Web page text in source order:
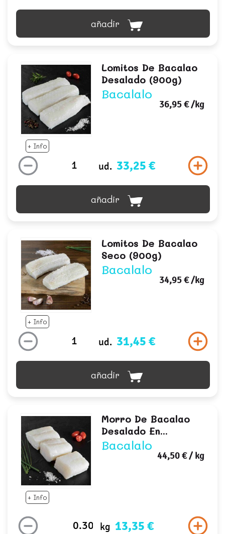
añadir
+ Info
Lomitos De Bacalao
Desalado (900g)
Bacalalo
36,95 €/kg
ud. 33,25 €
añadir
+ Info
Lomitos De Bacalao
Seco (900g)
Bacalalo
34,95 €/kg
ud. 31,45 €
añadir
+ Info
Morro De Bacalao
Desalado En...
Bacalalo
44,50 €/ kg
kg 13,35 €